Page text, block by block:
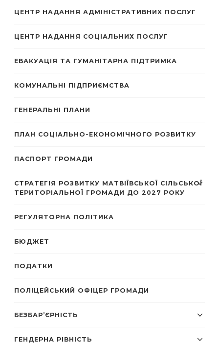
ЦЕНТР НАДАННЯ АДМІНІСТРАТИВНИХ ПОСЛУГ
ЦЕНТР НАДАННЯ СОЦІАЛЬНИХ ПОСЛУГ
ЕВАКУАЦІЯ ТА ГУМАНІТАРНА ПІДТРИМКА
КОМУНАЛЬНІ ПІДПРИЄМСТВА
ГЕНЕРАЛЬНІ ПЛАНИ
ПЛАН СОЦІАЛЬНО-ЕКОНОМІЧНОГО РОЗВИТКУ
ПАСПОРТ ГРОМАДИ
СТРАТЕГІЯ РОЗВИТКУ МАТВІЇВСЬКОЇ СІЛЬСЬКОЇ
ТЕРИТОРІАЛЬНОЇ ГРОМАДИ ДО 2027 РОКУ
РЕГУЛЯТОРНА ПОЛІТИКА
БЮДЖЕТ
ПОДАТКИ
ПОЛІЦЕЙСЬКИЙ ОФІЦЕР ГРОМАДИ
БЕЗБАР’ЄРНІСТЬ
ГЕНДЕРНА РІВНІСТЬ